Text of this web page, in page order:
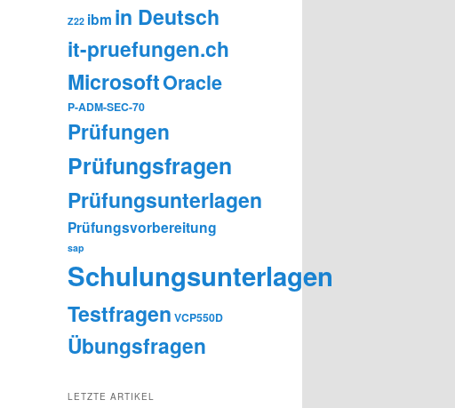
Z22 ibm in Deutsch
it-pruefungen.ch
MicrosoftOracle
P-ADM-SEC-70
Prüfungen
Prüfungsfragen
Prüfungsunterlagen
Prüfungsvorbereitung
sap
Schulungsunterlagen
Testfragen VCP550D
Übungsfragen
LETZTE ARTIKEL